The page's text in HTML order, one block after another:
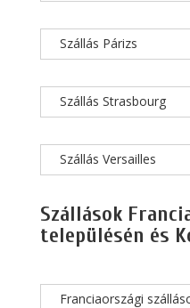
Szállás Párizs
Szállás Strasbourg
Szállás Versailles
Szállások
településén és
Franciaországi